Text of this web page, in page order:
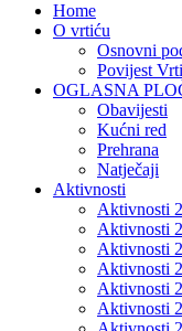
Home
O vrtiću
Osnovni
Povijest
OGLASNA
Obavijesti
Kućni red
Prehrana
Natječaji
Aktivnosti
Aktivnosti
Aktivnosti
Aktivnosti
Aktivnosti
Aktivnosti
Aktivnosti